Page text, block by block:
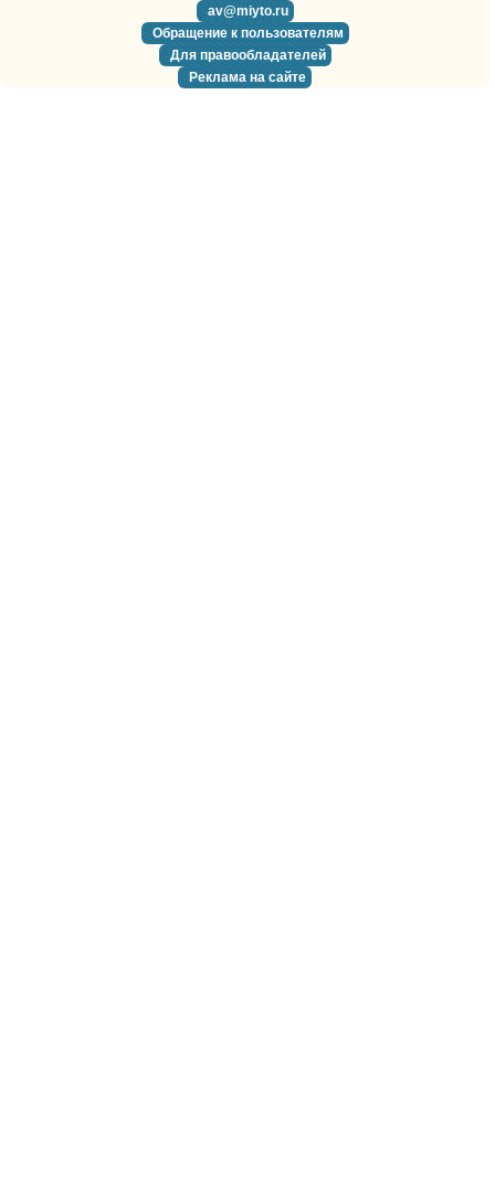
av@miyto.ru
Обращение к пользователям
Для правообладателей
Реклама на сайте